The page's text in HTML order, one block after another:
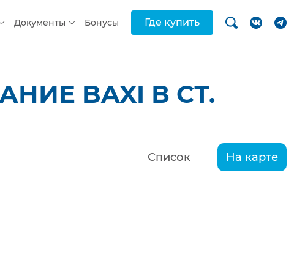
Документы Бонусы Где купить
BAXI В СТ.
Список На карте